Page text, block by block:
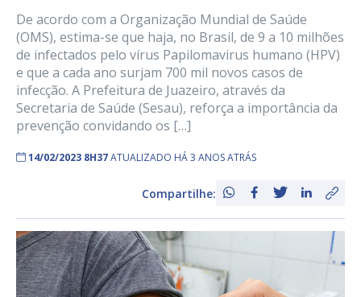
De acordo com a Organização Mundial de Saúde
(OMS), estima-se que haja, no Brasil, de 9 a 10 milhões
de infectados pelo vírus Papilomavirus humano (HPV)
e que a cada ano surjam 700 mil novos casos de
infecção. A Prefeitura de Juazeiro, através da
Secretaria de Saúde (Sesau), reforça a importância da
prevenção convidando os […]
14/02/2023 8H37ATUALIZADO HÁ 3 ANOS ATRÁS
Compartilhe: